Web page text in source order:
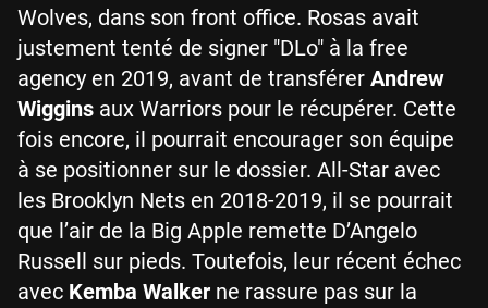
Wolves, dans son front office. Rosas avait
justement tenté de signer "DLo" à la free
agency en 2019, avant de transférer Andrew
Wiggins aux Warriors pour le récupérer. Cette
fois encore, il pourrait encourager son équipe
à se positionner sur le dossier. All-Star avec
les Brooklyn Nets en 2018-2019, il se pourrait
que l’air de la Big Apple remette D’Angelo
Russell sur pieds. Toutefois, leur récent échec
avec Kemba Walker ne rassure pas sur la